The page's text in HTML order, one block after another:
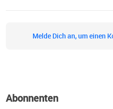
Melde Dich an, um einen
Abonnenten